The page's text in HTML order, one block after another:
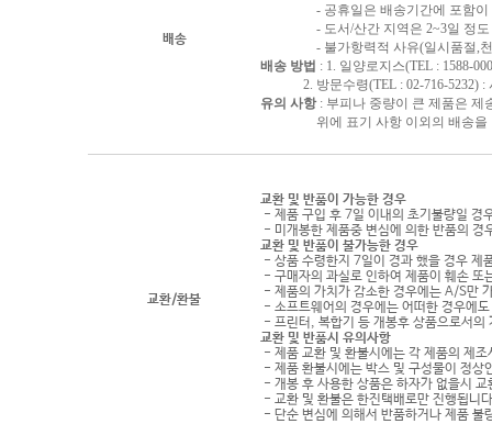
배송
- 공휴일은 배송기간에 포함이
- 도서/산간 지역은 2~3일 정도
- 불가항력적 사유(일시품절,천재
배송 방법 : 1. 일양로지스(TEL : 1588-
2. 방문수령(TEL : 02-716-5232) :
유의 사항: 부피나 중량이 큰 제품은 제
위에 표기 사항 이외의 배송을 원
교환/환불
교환 및 반품이 가능한 경우
- 제품 구입 후 7일 이내의 초기불량일 경
- 미개봉한 제품중 변심에 의한 반품의 경
교환 및 반품이 불가능한 경우
- 상품 수령한지 7일이 경과 했을 경우 제
- 구매자의 과실로 인하여 제품이 훼손 또
- 제품의 가치가 감소한 경우에는 A/S만
- 소프트웨어의 경우에는 어떠한 경우에
- 프린터, 복합기 등 개봉후 상품으로서의
교환 및 반품시 유의사항
- 제품 교환 및 환불시에는 각 제품의 제
- 제품 환불시에는 박스 및 구성물이 정상
- 개봉 후 사용한 상품은 하자가 없을시
- 교환 및 환불은 한진택배로만 진행됩니
- 단순 변심에 의해서 반품하거나 제품